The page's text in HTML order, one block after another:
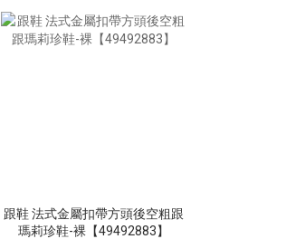
跟鞋 法式金屬扣帶方頭後空粗跟
瑪莉珍鞋-裸【49492883】